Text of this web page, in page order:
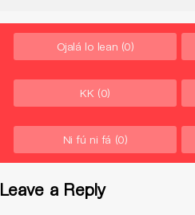
Ojalá lo lean (0)
KK (0)
Ni fú ni fá (0)
Leave a Reply